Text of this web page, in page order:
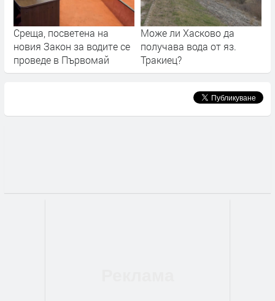
Среща, посветена на
новия Закон за водите се
проведе в Първомай
Може ли Хасково да
получава вода от яз.
Тракиец?